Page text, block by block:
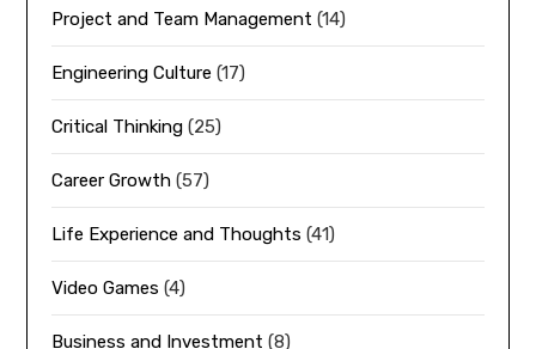
Project and Team Management (14)
Engineering Culture (17)
Critical Thinking (25)
Career Growth (57)
Life Experience and Thoughts (41)
Video Games (4)
Business and Investment (8)